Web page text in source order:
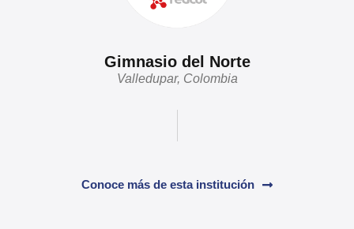
Gimnasio del Norte
Valledupar, Colombia
Conoce más de esta institución